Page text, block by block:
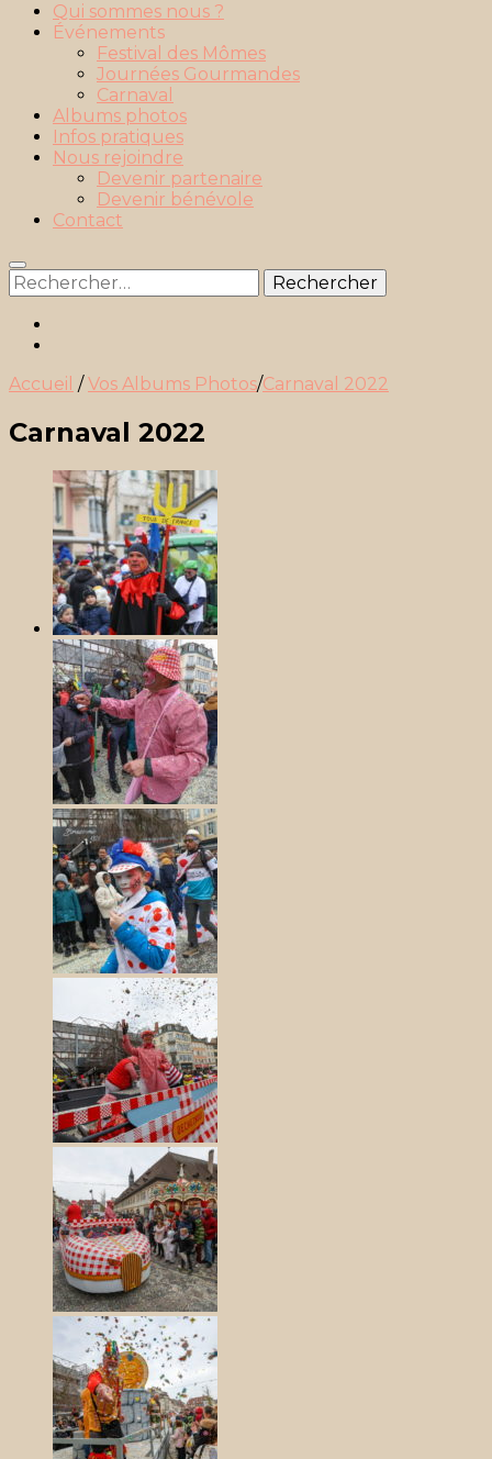
Qui sommes nous ?
Événements
Festival des Mômes
Journées Gourmandes
Carnaval
Albums photos
Infos pratiques
Nous rejoindre
Devenir partenaire
Devenir bénévole
Contact
Rechercher :
Accueil / Vos Albums Photos/Carnaval 2022
Carnaval 2022